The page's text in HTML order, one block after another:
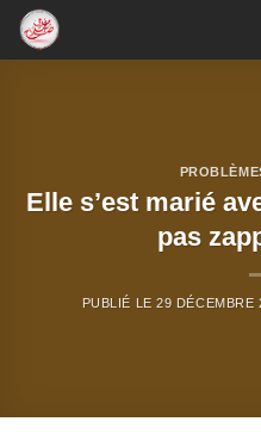
Passer
Elle s’est marié
pas
PUBLIÉ LE29 DÉCEMBRE